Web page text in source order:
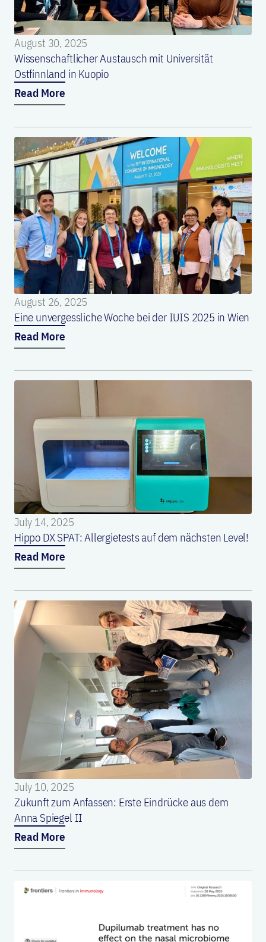
August 30, 2025
Wissenschaftlicher Austausch mit Universität
Ostfinnland in Kuopio
Read More
August 26, 2025
Eine unvergessliche Woche bei der IUIS 2025 in Wien
Read More
July 14, 2025
Hippo DX SPAT: Allergietests auf dem nächsten Level!
Read More
July 10, 2025
Zukunft zum Anfassen: Erste Eindrücke aus dem
Anna Spiegel II
Read More